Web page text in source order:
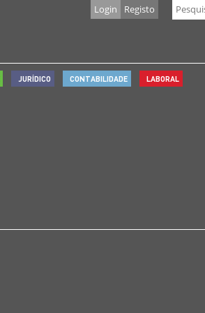
Login Registo
JURÍDICO CONTABILIDADE LABORAL